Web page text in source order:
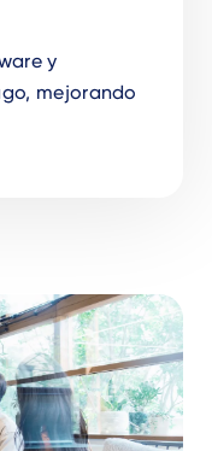
y
mejorando